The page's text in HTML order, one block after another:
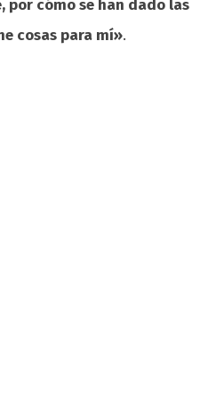
por cómo se han dado las
cosas para mí».